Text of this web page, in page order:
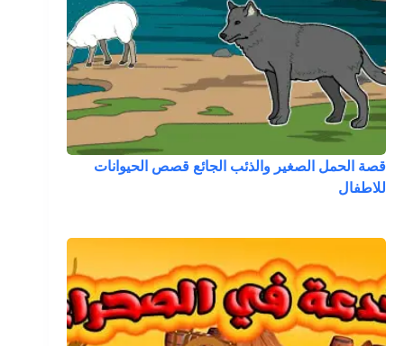
قصة الحمل الصغير والذئب الجائع قصص الحيوانات
للاطفال